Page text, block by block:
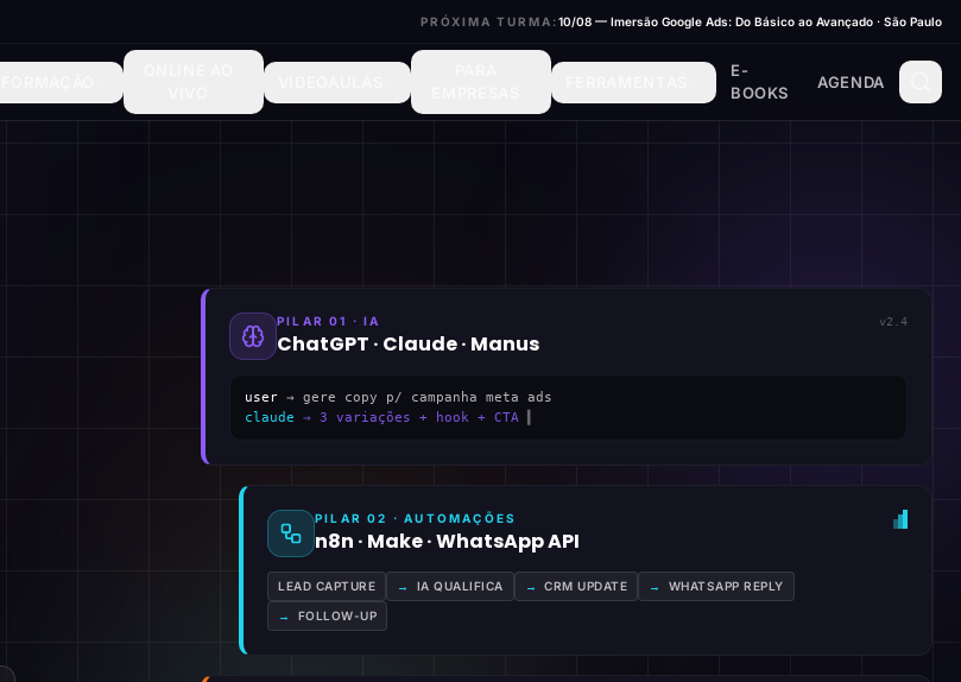
PRÓXIMA TURMA:10/08 — Imersão Google Ads: Do Básico ao Avançado · São Paulo
E-
BOOKS
AGENDA
PILAR 01 · IA
ChatGPT · Claude · Manus
v2.4
user → gere copy p/ campanha meta ads
claude → 3 variações + hook + CTA
PILAR 02 · AUTOMAÇÕES
n8n · Make · WhatsApp API
LEAD CAPTURE → IA QUALIFICA → CRM UPDATE → WHATSAPP REPLY
→ FOLLOW-UP